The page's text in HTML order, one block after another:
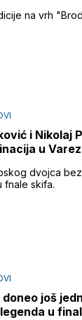
na vrh
i Nikolaj
u
dvojca
fnale skifa.
doneo još
u